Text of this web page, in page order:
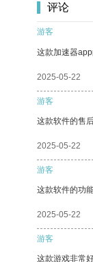
评论
游客
这款加速器
2025-05-22
游客
这款软件的售
2025-05-22
游客
这款软件的功
2025-05-22
游客
这款游戏非常